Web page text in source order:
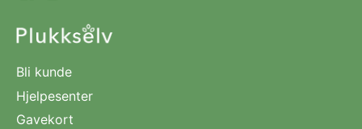
Bli kunde
Hjelpesenter
Gavekort